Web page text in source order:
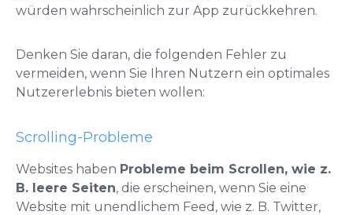
würden wahrscheinlich zur App zurückkehren.
Denken Sie daran, die folgenden Fehler zu
vermeiden, wenn Sie Ihren Nutzern ein optimales
Nutzererlebnis bieten wollen:
Scrolling-Probleme
Websites haben Probleme beim Scrollen, wie z.
B. leere Seiten, die erscheinen, wenn Sie eine
Website mit unendlichem Feed, wie z. B. Twitter,